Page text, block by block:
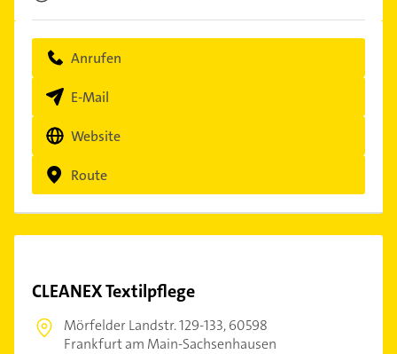
Anrufen
E-Mail
Website
Route
CLEANEX Textilpflege
Mörfelder Landstr. 129-133,60598
Frankfurt am Main-Sachsenhausen